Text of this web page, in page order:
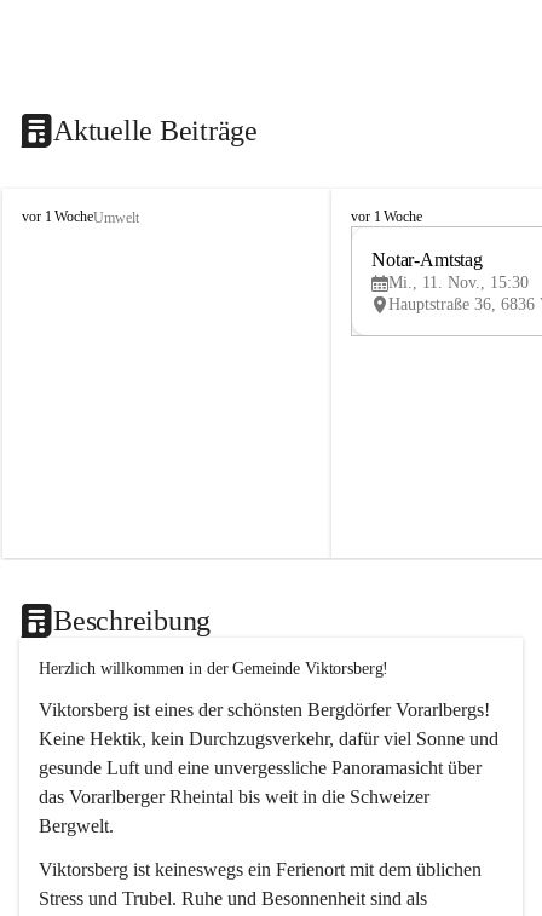
Aktuelle Beiträge
V
vor 1 WocheUmwelt
V
vor 1 Woche
Notar-Amtstag
Mi., 11. Nov., 15:30
Beschreibung
Herzlich willkommen in der Gemeinde Viktorsberg!
Viktorsberg ist eines der schönsten Bergdörfer Vorarlbergs!
Keine Hektik, kein Durchzugsverkehr, dafür viel Sonne und
gesunde Luft und eine unvergessliche Panoramasicht über
das Vorarlberger Rheintal bis weit in die Schweizer
Bergwelt.
Viktorsberg ist keineswegs ein Ferienort mit dem üblichen
Stress und Trubel. Ruhe und Besonnenheit sind als